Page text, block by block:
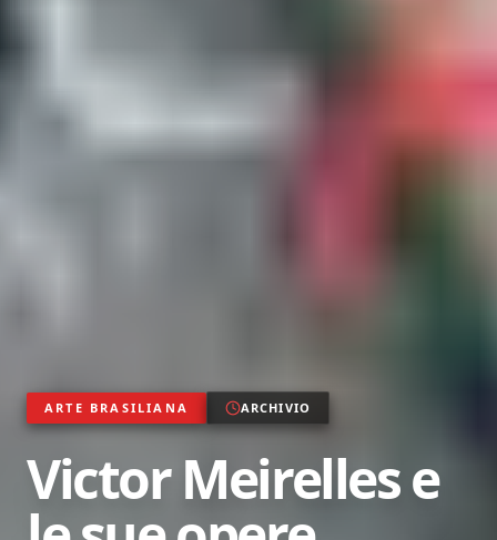
ARTE BRASILIANA ARCHIVIO
Victor Meirelles e